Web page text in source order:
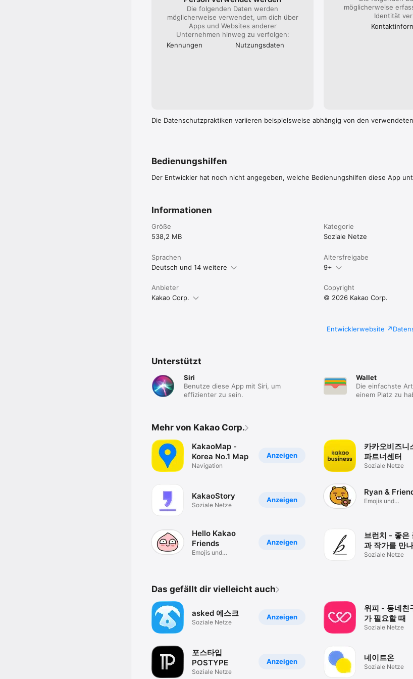
https://cs.kakao.com/helps?service=8
Die folgenden Daten werden
möglicherweise verwendet, um dich über
Apps und Websites anderer
Unternehmen hinweg zu verfolgen:
Kennungen
Nutzungs­daten
möglicherweise
Identität
Die Datenschutzpraktiken variieren beispielsweise abhängig von den
Bedienungshilfen
Der Entwickler hat noch nicht angegeben, welche Bedienungshilfen diese App
Informationen
Größe
538,2 MB
Kategorie
Soziale Netze
Sprachen
Deutsch und 14 weitere
Altersfreigabe
9+
Anbieter
Kakao Corp.
Copyright
© 2026 Kakao Corp.
Entwicklerwebsite
Unterstützt
Siri
Benutze diese App mit Siri, um
effizienter zu sein.
Wallet
Die einfachste
einem Platz zu
Mehr von Kakao Corp.
Anzeigen
KakaoMap -
Korea No.1 Map
Navigation
Anzeigen
KakaoStory
Soziale Netze
Anzeigen
Hello Kakao
Friends
Emojis und
카카오비즈니
파트너센터
Soziale Netze
Ryan &
Emojis und
브런치 - 좋은
과 작가를 만
세요
Soziale Netze
Das gefällt dir vielleicht auch
Anzeigen
asked 에스크
Soziale Netze
Anzeigen
포스타입
POSTYPE
Soziale Netze
위피 - 동네친
가 필요할 때
Soziale Netze
네이트온
Soziale Netze